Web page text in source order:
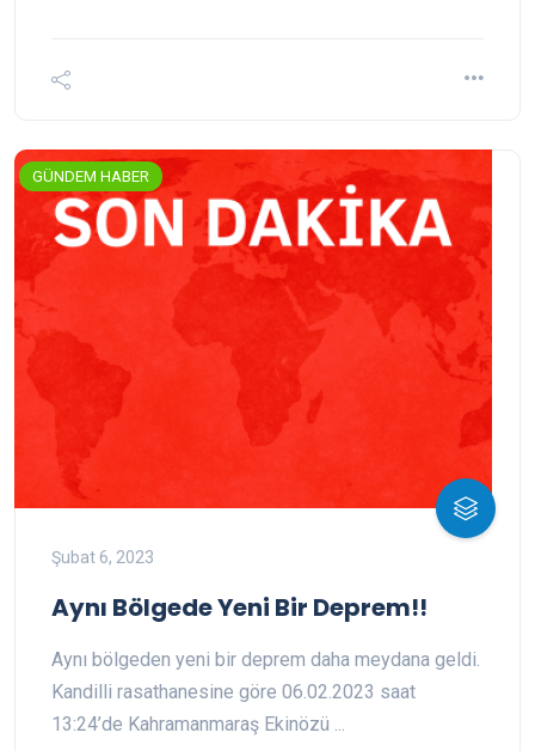
GÜNDEM HABER
Şubat 6, 2023
Aynı Bölgede Yeni Bir Deprem!!
Aynı bölgeden yeni bir deprem daha meydana geldi.
Kandilli rasathanesine göre 06.02.2023 saat
13:24’de Kahramanmaraş Ekinözü ...